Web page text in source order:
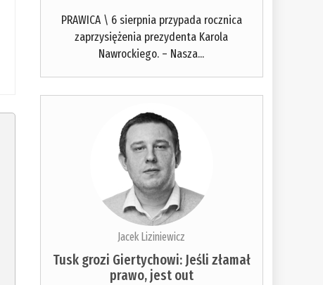
PRAWICA \ 6 sierpnia przypada rocznica
zaprzysiężenia prezydenta Karola
Nawrockiego. – Nasza...
Jacek Liziniewicz
Tusk grozi Giertychowi: Jeśli złamał
prawo, jest out